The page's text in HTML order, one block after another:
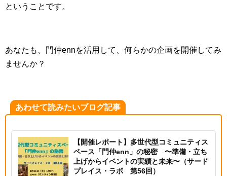
ということです。
あなたも、門仲ennを活用して、何らかの企画を開催してみ
ませんか？
あわせて読みたいブログ記事
【開催レポート】多世代型コミュニティス
ペース「門仲enn」の秘密 〜準備・立ち
上げからイベントの実績と未来〜（サード
プレイス・ラボ 第56回）